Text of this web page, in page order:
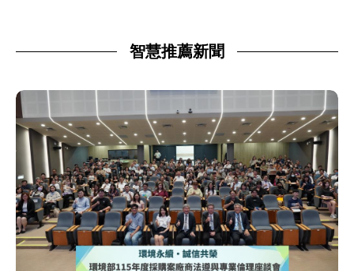
智慧推薦新聞